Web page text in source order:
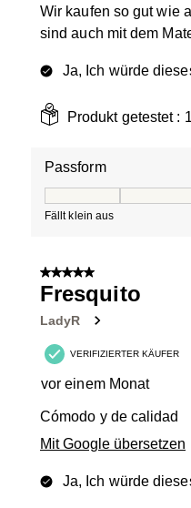
Wir kaufen so gut wie
sind auch mit dem
Ja, Ich würde
Produkt getestet :
Passform
Fällt klein aus
5 von 5 Sternen.
Fresquito
LadyR
VERIFIZIERTER KÄUFER
vor einem Monat
Cómodo y de calidad
Mit Google übersetzen
Ja, Ich würde